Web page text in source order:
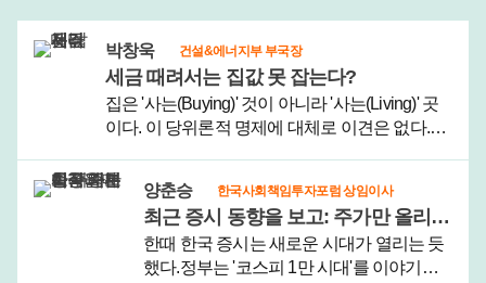
박창욱 건설&에너지부 부국장
세금 때려서는 집값 못 잡는다?
집은 '사는(Buying)' 것이 아니라 '사는(Living)' 곳
이다. 이 당위론적 명제에 대체로 이견은 없다.정
안'도 이런 철학을 바탕으로 한다. 키워드가 '실거
주'다.이번 세제 개..
양춘승 한국사회책임투자포럼 상임이사
최근 증시 동향을 보고: 주가만 올리려다 한국 자본시장 근본이 위태롭다
한때 한국 증시는 새로운 시대가 열리는 듯
했다.정부는 '코스피 1만 시대'를 이야기했